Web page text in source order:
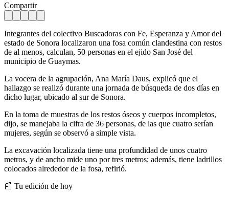
Compartir
Integrantes del colectivo Buscadoras con Fe, Esperanza y Amor del
estado de Sonora localizaron una fosa común clandestina con restos
de al menos, calculan, 50 personas en el ejido San José del
municipio de Guaymas.
La vocera de la agrupación, Ana María Daus, explicó que el
hallazgo se realizó durante una jornada de búsqueda de dos días en
dicho lugar, ubicado al sur de Sonora.
En la toma de muestras de los restos óseos y cuerpos incompletos,
dijo, se manejaba la cifra de 36 personas, de las que cuatro serían
mujeres, según se observó a simple vista.
La excavación localizada tiene una profundidad de unos cuatro
metros, y de ancho mide uno por tres metros; además, tiene ladrillos
colocados alrededor de la fosa, refirió.
📰 Tu edición de hoy